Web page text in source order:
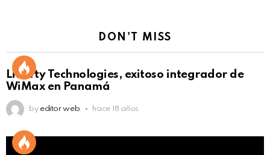
DON'T MISS
Liberty Technologies, exitoso integrador de
WiMax en Panamá
by editor web hace 18 años